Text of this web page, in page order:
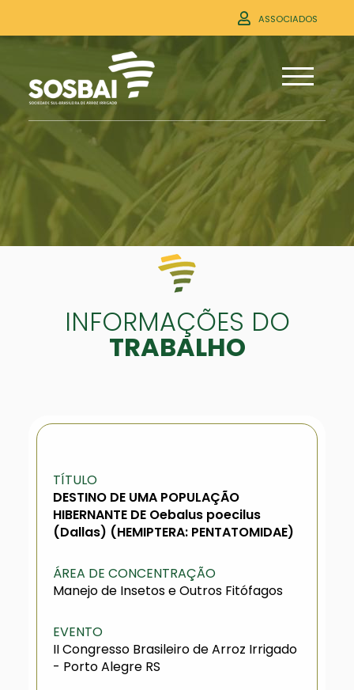
ASSOCIADOS
INFORMAÇÕES DO
TRABALHO
TÍTULO
DESTINO DE UMA POPULAÇÃO
HIBERNANTE DE Oebalus poecilus
(Dallas) (HEMIPTERA: PENTATOMIDAE)
ÁREA DE CONCENTRAÇÃO
Manejo de Insetos e Outros Fitófagos
EVENTO
II Congresso Brasileiro de Arroz Irrigado
- Porto Alegre RS